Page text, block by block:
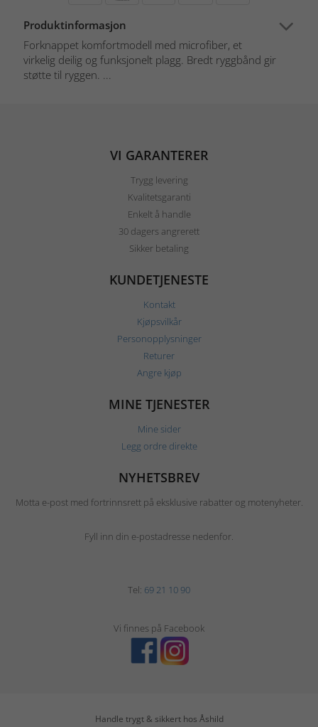
Produktinformasjon
Forknappet komfortmodell med microfiber, et
virkelig deilig og funksjonelt plagg. Bredt ryggbånd gir
støtte til ryggen. ...
VI GARANTERER
Trygg levering
Kvalitetsgaranti
Enkelt å handle
30 dagers angrerett
Sikker betaling
KUNDETJENESTE
Kontakt
Kjøpsvilkår
Personopplysninger
Returer
Angre kjøp
MINE TJENESTER
Mine sider
Legg ordre direkte
NYHETSBREV
Motta e-post med fortrinnsrett på eksklusive rabatter og motenyheter.
Fyll inn din e-postadresse nedenfor.
Tel: 69 21 10 90
Vi finnes på Facebook
Handle trygt & sikkert hos Åshild